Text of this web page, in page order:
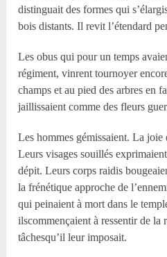
distinguait des formes qui
bois distants. Il revit l’étendard
Les obus qui pour un temps
régiment, vinrent tournoyer
champs et au pied des arbres en
jaillissaient comme des fleurs
Les hommes gémissaient. La joie
Leurs visages souillés
dépit. Leurs corps raidis
la frénétique approche de
qui peinaient à mort dans le
ilscommençaient à ressentir de la
tâchesqu’il leur imposait.